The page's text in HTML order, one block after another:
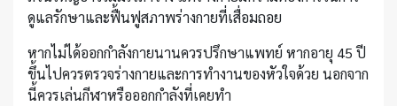
ดูแลรักษาและฟื้นฟูสภาพร่างกายที่เสื่อมถอย
หากไม่ได้ออกกำลังกายนานควรปรึกษาแพทย์ หากอายุ 45 ปี
ขึ้นไปควรตรวจร่างกายและการทำงานของหัวใจด้วย นอกจาก
นี้ควรเล่นกีฬาหรือออกกำลังที่เคยทำ